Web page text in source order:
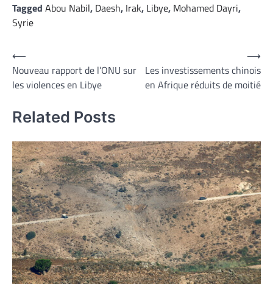
Tagged Abou Nabil, Daesh, Irak, Libye, Mohamed Dayri,
Syrie
Navigation
de
l’article
⟵
Nouveau rapport de l’ONU sur
les violences en Libye
Les investissements chinois
en Afrique réduits de moitié
⟶
Related Posts